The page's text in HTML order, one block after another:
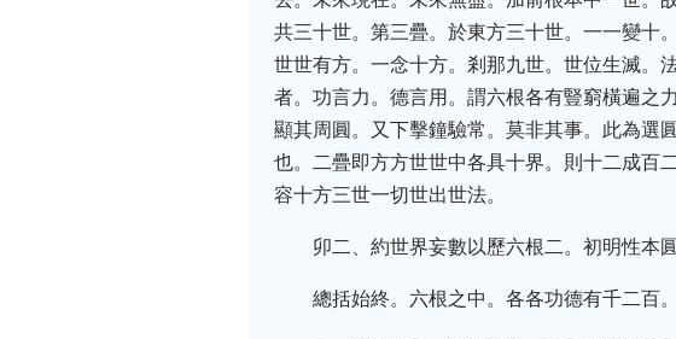
共三十世。第三疊。於東方三十世。一一變十
世世有方。一念十方。剎那九世。世位生滅。
者。功言力。德言用。謂六根各有豎窮橫遍之
顯其周圓。又下擊鐘驗常。莫非其事。此為選
也。二疊即方方世世中各具十界。則十二成百
容十方三世一切世出世法。
卯二、約世界妄數以歷六根二。初明性本
總括始終。六根之中。各各功德有千二百。